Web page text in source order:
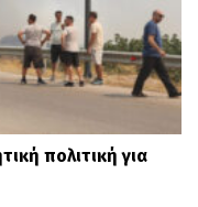
πολιτική για